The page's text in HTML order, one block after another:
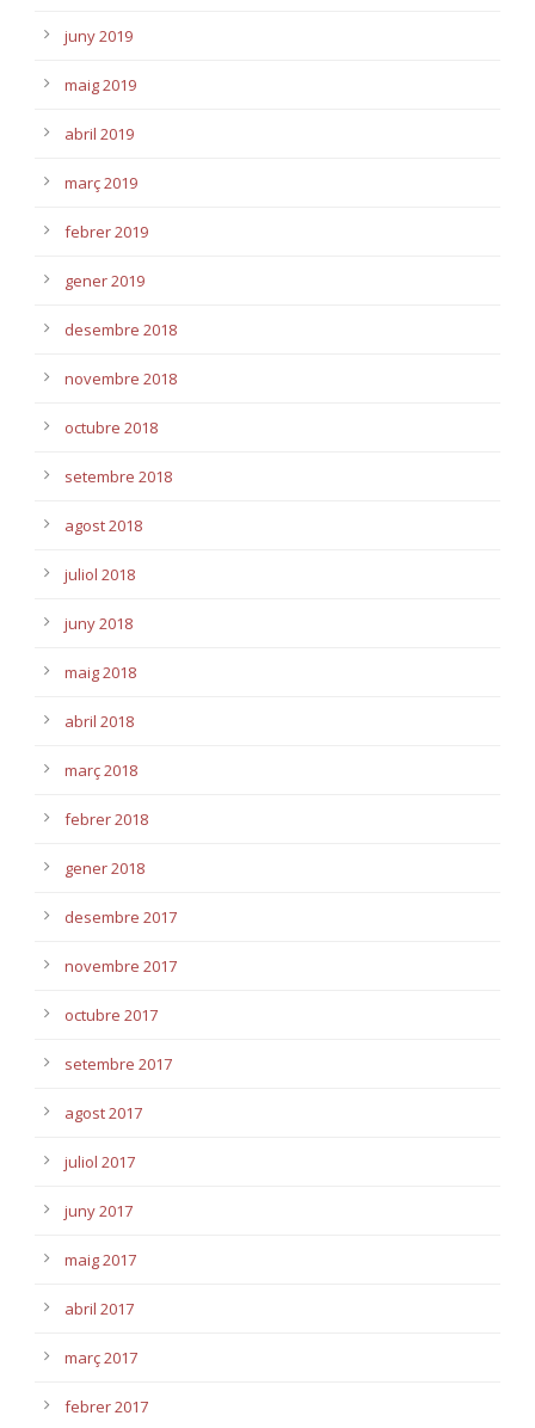
juny 2019
maig 2019
abril 2019
març 2019
febrer 2019
gener 2019
desembre 2018
novembre 2018
octubre 2018
setembre 2018
agost 2018
juliol 2018
juny 2018
maig 2018
abril 2018
març 2018
febrer 2018
gener 2018
desembre 2017
novembre 2017
octubre 2017
setembre 2017
agost 2017
juliol 2017
juny 2017
maig 2017
abril 2017
març 2017
febrer 2017